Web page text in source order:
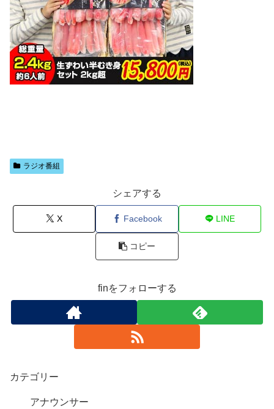
ラジオ番組
シェアする
X Facebook LINE
コピー
finをフォローする
カテゴリー
アナウンサー